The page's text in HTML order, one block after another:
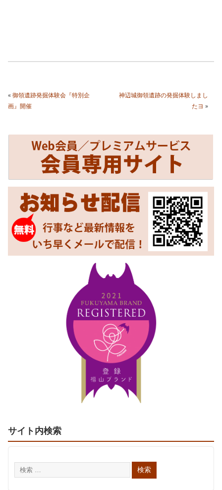
«御領遺跡発掘体験会『特別企
画』開催
神辺城御領遺跡の発掘体験しまし
たヨ »
サイト内検索